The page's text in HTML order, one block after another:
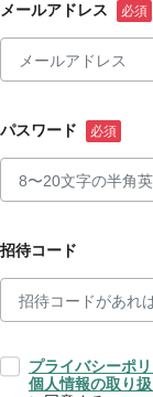
メールアドレス
パスワード
招待コード
プライバシーポ
個人情報の取り